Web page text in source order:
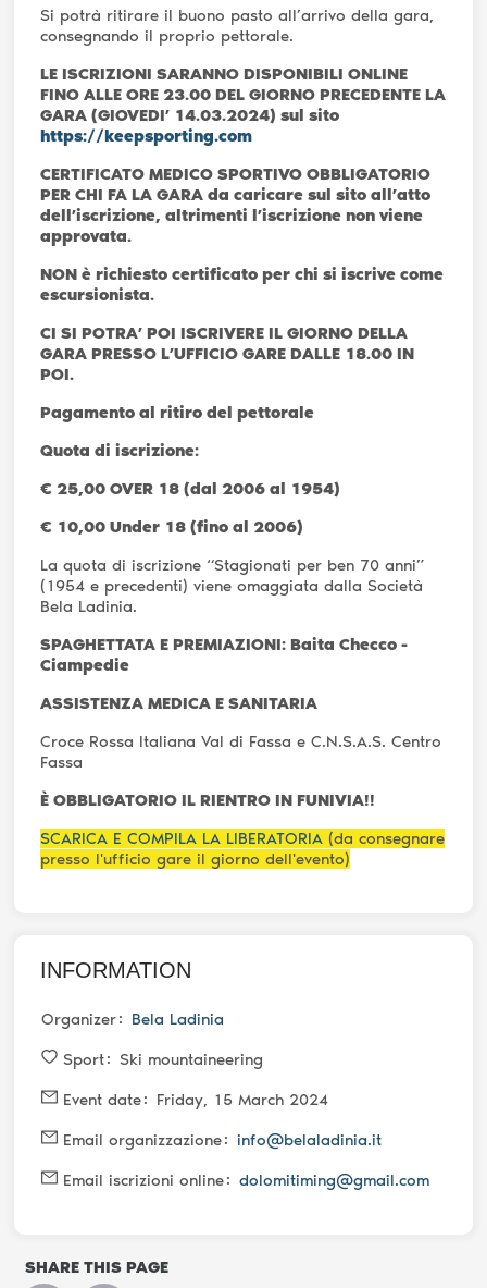
Si potrà ritirare il buono pasto all’arrivo della gara,
consegnando il proprio pettorale.
LE ISCRIZIONI SARANNO DISPONIBILI ONLINE
FINO ALLE ORE 23.00 DEL GIORNO PRECEDENTE LA
GARA (GIOVEDI’ 14.03.2024) sul sito
https://keepsporting.com
CERTIFICATO MEDICO SPORTIVO OBBLIGATORIO
PER CHI FA LA GARA da caricare sul sito all’atto
dell’iscrizione, altrimenti l’iscrizione non viene
approvata.
NON è richiesto certificato per chi si iscrive come
escursionista.
CI SI POTRA’ POI ISCRIVERE IL GIORNO DELLA
GARA PRESSO L’UFFICIO GARE DALLE 18.00 IN
POI.
Pagamento al ritiro del pettorale
Quota di iscrizione:
€ 25,00 OVER 18 (dal 2006 al 1954)
€ 10,00 Under 18 (fino al 2006)
La quota di iscrizione “Stagionati per ben 70 anni”
(1954 e precedenti) viene omaggiata dalla Società
Bela Ladinia.
SPAGHETTATA E PREMIAZIONI: Baita Checco -
Ciampedie
ASSISTENZA MEDICA E SANITARIA
Croce Rossa Italiana Val di Fassa e C.N.S.A.S. Centro
Fassa
È OBBLIGATORIO IL RIENTRO IN FUNIVIA!!
SCARICA E COMPILA LA LIBERATORIA (da consegnare
presso l'ufficio gare il giorno dell'evento)
INFORMATION
Organizer Bela Ladinia
Sport Ski mountaineering
Event date Friday, 15 March 2024
Email organizzazione info@belaladinia.it
Email iscrizioni online dolomitiming@gmail.com
SHARE THIS PAGE